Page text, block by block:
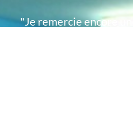
"Je remercie encore une